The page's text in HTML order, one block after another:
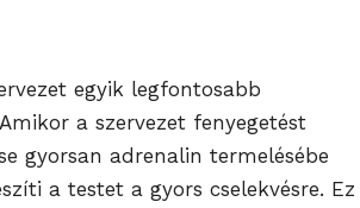
egyik legfontosabb
a szervezet fenyegetést
gyorsan adrenalin termelésébe
a testet a gyors cselekvésre. Ez